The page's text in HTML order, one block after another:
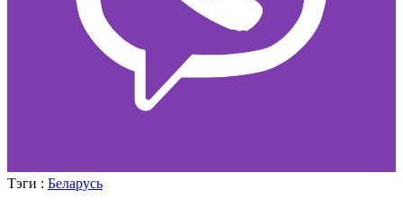
Тэги : Беларусь